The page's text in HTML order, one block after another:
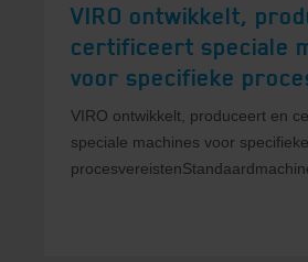
VIRO ontwikkelt,
certificeert speciale
voor specifieke
VIRO ontwikkelt, produceert en
speciale machines voor specifieke